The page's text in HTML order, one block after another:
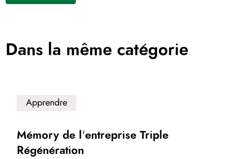
Dans la même catégorie
Apprendre
Mémory de l'entreprise Triple
Régénération